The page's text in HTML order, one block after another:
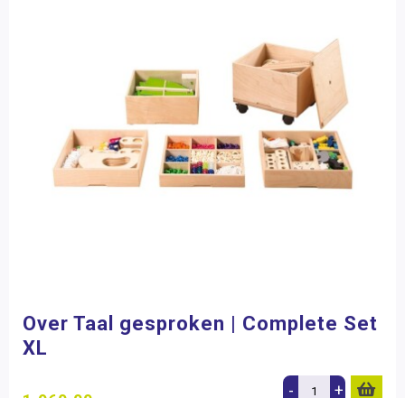
Over Taal gesproken | Complete Set
XL
- +